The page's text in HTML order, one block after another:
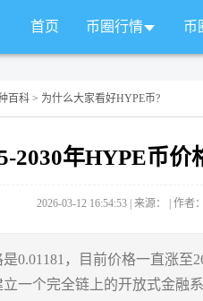
首页 币圈行情 币
百科 > 为什么大家看好HYPE币?
2030年HYPE币
2026-03-12 16:54:53 | 来源： | 作者
0.01181，目前价格一直涨至
一个完全链上的开放式金融